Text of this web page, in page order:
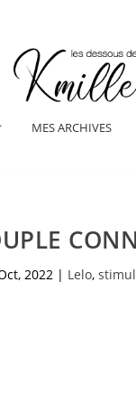
MES ARCHIVES
2022 | Lelo,